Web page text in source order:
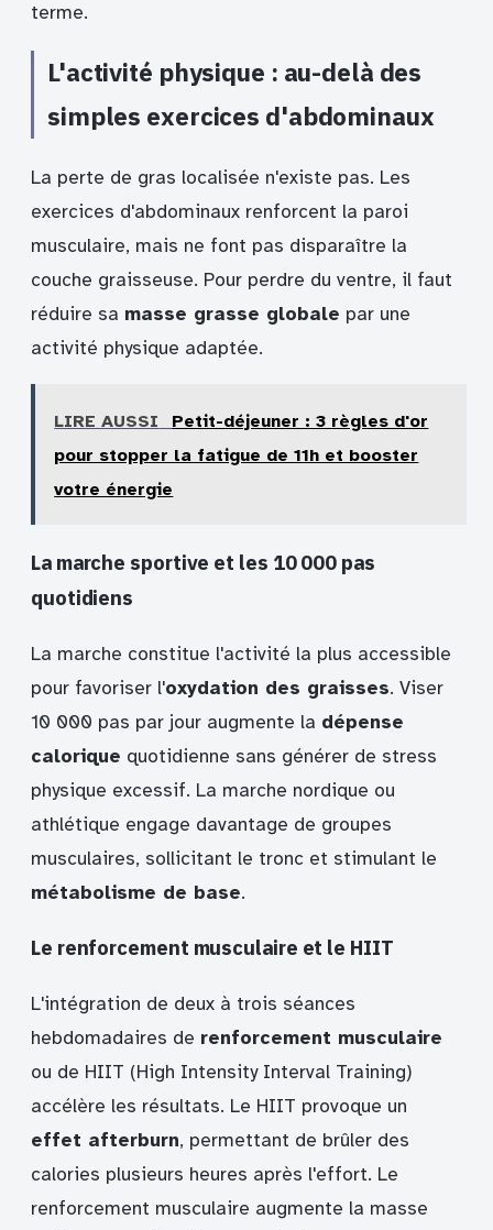
terme.
L'activité physique : au-delà des
simples exercices d'abdominaux
La perte de gras localisée n'existe pas. Les
exercices d'abdominaux renforcent la paroi
musculaire, mais ne font pas disparaître la
couche graisseuse. Pour perdre du ventre, il faut
réduire sa masse grasse globale par une
activité physique adaptée.
LIRE AUSSI
Petit-déjeuner : 3 règles d'or
pour stopper la fatigue de 11h et booster
votre énergie
La marche sportive et les 10 000 pas
quotidiens
La marche constitue l'activité la plus accessible
pour favoriser l'oxydation des graisses. Viser
10 000 pas par jour augmente la dépense
calorique quotidienne sans générer de stress
physique excessif. La marche nordique ou
athlétique engage davantage de groupes
musculaires, sollicitant le tronc et stimulant le
métabolisme de base.
Le renforcement musculaire et le HIIT
L'intégration de deux à trois séances
hebdomadaires de renforcement musculaire
ou de HIIT (High Intensity Interval Training)
accélère les résultats. Le HIIT provoque un
effet afterburn, permettant de brûler des
calories plusieurs heures après l'effort. Le
renforcement musculaire augmente la masse